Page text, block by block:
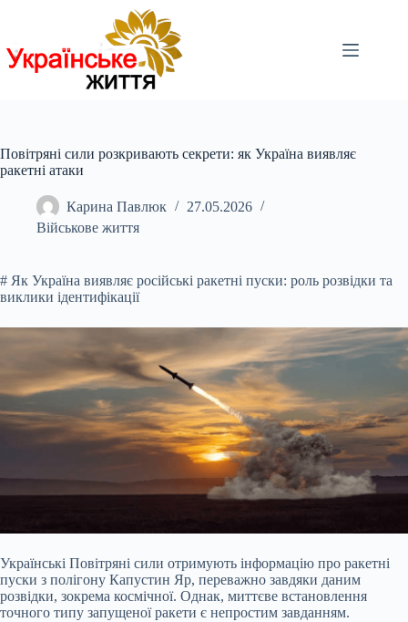
Повітряні сили розкривають секрети: як Україна виявляє
ракетні атаки
Карина Павлюк
27.05.2026
Військове життя
# Як Україна виявляє російські ракетні пуски: роль розвідки та
виклики ідентифікації
Українські Повітряні сили отримують інформацію про ракетні
пуски з полігону Капустин Яр, переважно завдяки даним
розвідки, зокрема космічної. Однак, миттєве встановлення
точного типу запущеної ракети є непростим завданням.